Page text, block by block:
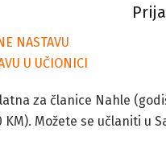
NASTAVU
U UČIONICI
za članice Nahle
Možete se učlaniti u